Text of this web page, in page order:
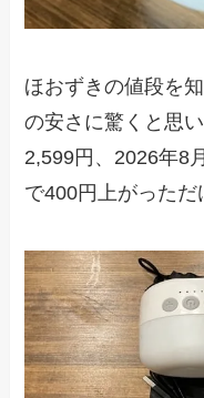
ほおずきの値段を
の安さに驚くと思
2,599円、2026年8
で400円上がっただ